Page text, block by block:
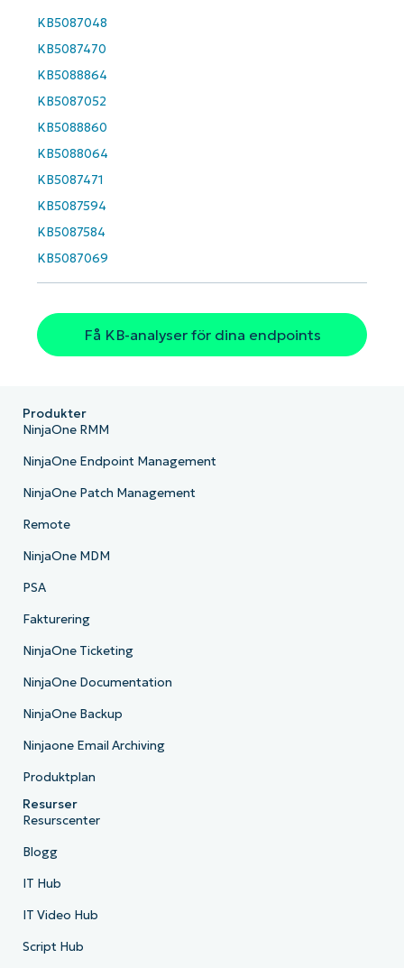
KB5087048
KB5087470
KB5088864
KB5087052
KB5088860
KB5088064
KB5087471
KB5087594
KB5087584
KB5087069
Få KB-analyser för dina endpoints
Produkter
NinjaOne RMM
NinjaOne Endpoint Management
NinjaOne Patch Management
Remote
NinjaOne MDM
PSA
Fakturering
NinjaOne Ticketing
NinjaOne Documentation
NinjaOne Backup
Ninjaone Email Archiving
Produktplan
Resurser
Resurscenter
Blogg
IT Hub
IT Video Hub
Script Hub